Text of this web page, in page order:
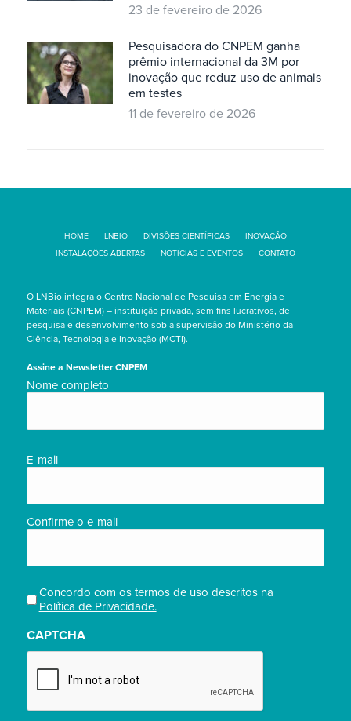
23 de fevereiro de 2026
Pesquisadora do CNPEM ganha
prêmio internacional da 3M por
inovação que reduz uso de animais
em testes
11 de fevereiro de 2026
HOME LNBIO DIVISÕES CIENTÍFICAS
INOVAÇÃO
INSTALAÇÕES ABERTAS
NOTÍCIAS E EVENTOS CONTATO
O LNBio integra o Centro Nacional de Pesquisa em Energia e
Materiais (CNPEM) – instituição privada, sem fins lucrativos, de
pesquisa e desenvolvimento sob a supervisão do Ministério da
Ciência, Tecnologia e Inovação (MCTI).
Assine a Newsletter CNPEM
Nome
Nome completo
E-
E-mail
Confirme o e-mail
Privacidade
(obrigatório)
Concordo com os termos de uso descritos na
Política de Privacidade.
CAPTCHA